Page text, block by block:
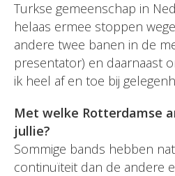
Turkse gemeenschap in
helaas ermee stoppen
andere twee banen in de
presentator) en daarnaast
ik heel af en toe bij
Met welke Rotterdamse
jullie?
Sommige bands hebben
continuïteit dan de andere